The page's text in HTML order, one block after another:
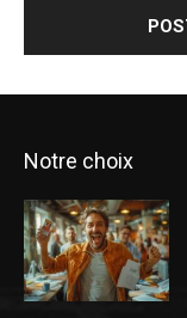
Notre choix